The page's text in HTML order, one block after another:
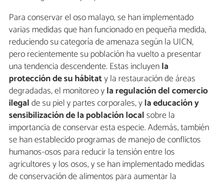
Para conservar el oso malayo, se han implementado
varias medidas que han funcionado en pequeña medida,
reduciendo su categoría de amenaza según la UICN,
pero recientemente su población ha vuelto a presentar
una tendencia descendente. Estas incluyenla
protección de su hábitaty la restauración de áreas
degradadas, el monitoreo yla regulación del comercio
ilegalde su piel y partes corporales, yla educación y
sensibilización de la población localsobre la
importancia de conservar esta especie. Además, también
se han establecido programas de manejo de conflictos
humanos-osos para reducir la tensión entre los
agricultores y los osos, y se han implementado medidas
de conservación de alimentos para aumentar la